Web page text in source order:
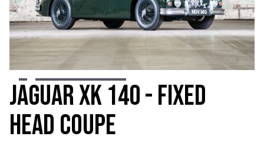
Jaguar XK 140 - Fixed
Head Coupe